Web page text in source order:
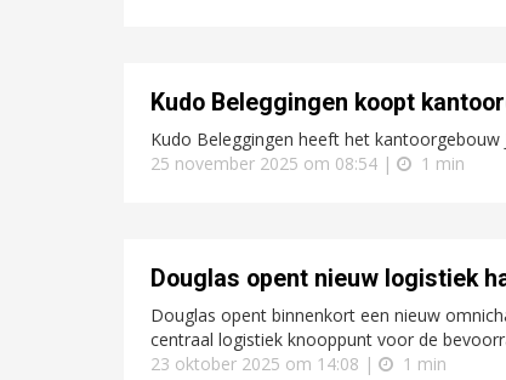
Kudo Beleggingen koopt
Kudo Beleggingen heeft het
25 november 2025 om 08:54 |
1 min
Douglas opent nieuw logistiek
Douglas opent binnenkort een nieuw
centraal logistiek knooppunt voor de
23 oktober 2025 om 14:08 |
1 min